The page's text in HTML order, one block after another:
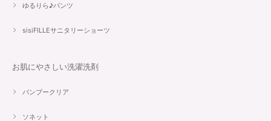
ゆるりら♪パンツ
sisiFILLEサニタリーショーツ
お肌にやさしい洗濯洗剤
バンブークリア
ソネット